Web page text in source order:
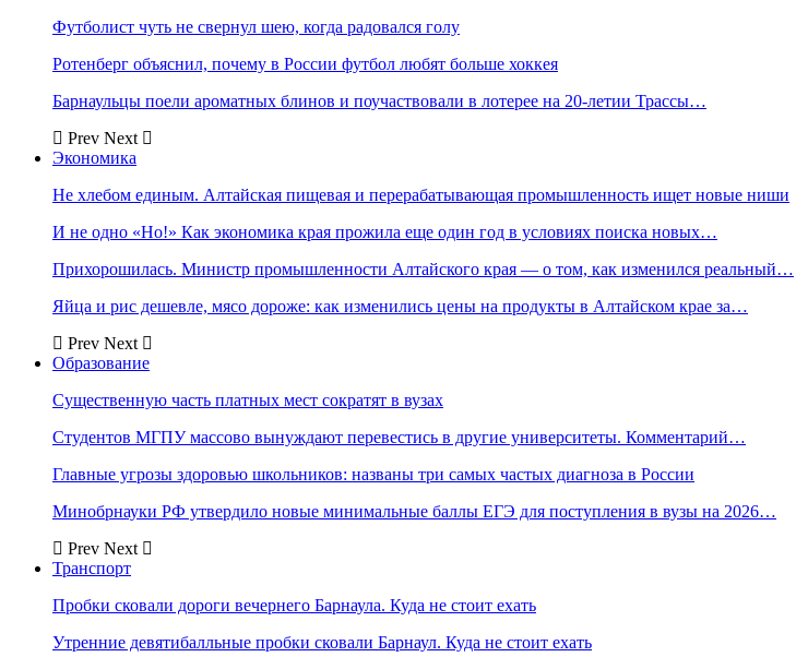
Футболист чуть не свернул шею, когда радовался голу
Ротенберг объяснил, почему в России футбол любят больше хоккея
Барнаульцы поели ароматных блинов и поучаствовали в лотерее на 20-летии Трассы…
Prev Next
Экономика
Не хлебом единым. Алтайская пищевая и перерабатывающая промышленность ищет новые ниши
И не одно «Но!» Как экономика края прожила еще один год в условиях поиска новых…
Прихорошилась. Министр промышленности Алтайского края — о том, как изменился реальный…
Яйца и рис дешевле, мясо дороже: как изменились цены на продукты в Алтайском крае за…
Prev Next
Образование
Существенную часть платных мест сократят в вузах
Студентов МГПУ массово вынуждают перевестись в другие университеты. Комментарий…
Главные угрозы здоровью школьников: названы три самых частых диагноза в России
Минобрнауки РФ утвердило новые минимальные баллы ЕГЭ для поступления в вузы на 2026…
Prev Next
Транспорт
Пробки сковали дороги вечернего Барнаула. Куда не стоит ехать
Утренние девятибалльные пробки сковали Барнаул. Куда не стоит ехать